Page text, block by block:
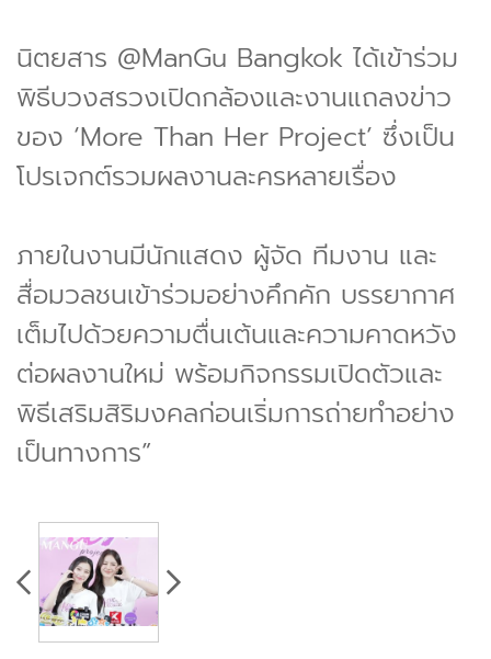
นิตยสาร @ManGu Bangkok ได้เข้าร่วม
พิธีบวงสรวงเปิดกล้องและงานแถลงข่าว
ของ ‘More Than Her Project’ ซึ่งเป็น
โปรเจกต์รวมผลงานละครหลายเรื่อง
ภายในงานมีนักแสดง ผู้จัด ทีมงาน และ
สื่อมวลชนเข้าร่วมอย่างคึกคัก บรรยากาศ
เต็มไปด้วยความตื่นเต้นและความคาดหวัง
ต่อผลงานใหม่ พร้อมกิจกรรมเปิดตัวและ
พิธีเสริมสิริมงคลก่อนเริ่มการถ่ายทำอย่าง
เป็นทางการ”